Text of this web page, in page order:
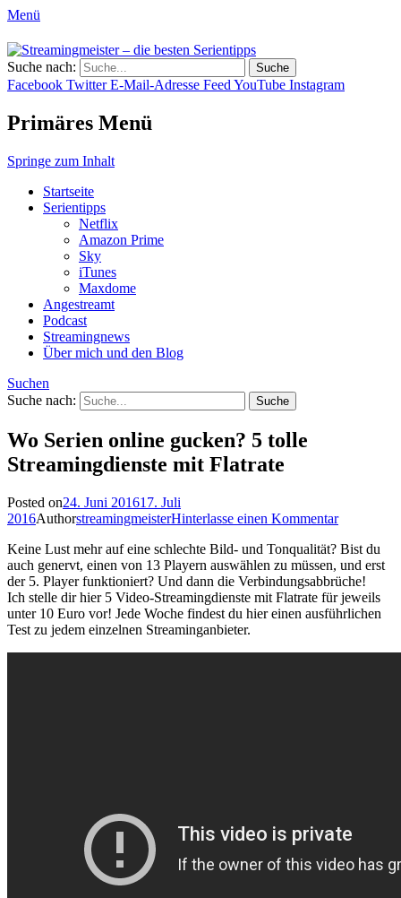
Menü
Streamingmeister – die besten
Serientipps
Hol dir die besten Serientipps, Kritiken
und Reviews zu neuen Serien und neuen
Staffeln.
Suche nach:
Facebook Twitter E-Mail-Adresse FeedYouTube Instagram
Primäres Menü
Springe zum Inhalt
Startseite
Serientipps
Netflix
Amazon Prime
Sky
iTunes
Maxdome
Angestreamt
Podcast
Streamingnews
Über mich und den Blog
Suchen
Suche nach:
Wo Serien online gucken? 5 tolle
Streamingdienste mit Flatrate
Posted on24. Juni 201617. Juli
2016AuthorstreamingmeisterHinterlasse einen Kommentar
Keine Lust mehr auf eine schlechte Bild- und Tonqualität? Bist du
auch genervt, einen von 13 Playern auswählen zu müssen, und erst
der 5. Player funktioniert? Und dann die Verbindungsabbrüche!
Ich stelle dir hier 5 Video-Streamingdienste mit Flatrate für jeweils
unter 10 Euro vor! Jede Woche findest du hier einen ausführlichen
Test zu jedem einzelnen Streaminganbieter.